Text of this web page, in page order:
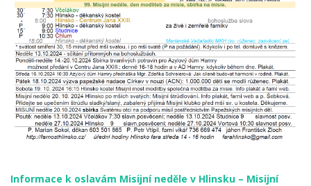
Informace k oslavám Misijní neděle v Hlinsku – Misijní